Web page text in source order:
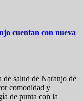
cuentan con nueva
de salud de Naranjo de
comodidad y
de punta con la